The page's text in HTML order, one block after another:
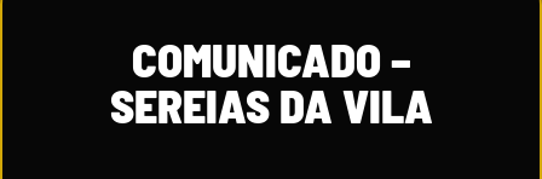
COMUNICADO –
SEREIAS DA VILA